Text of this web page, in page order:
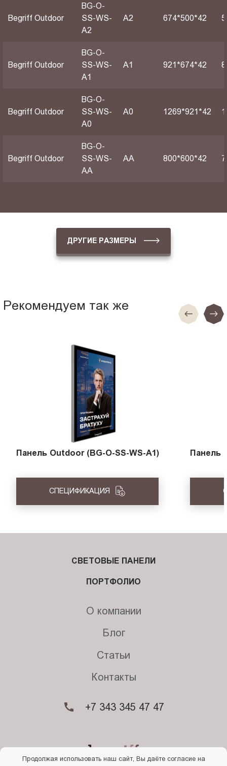
Begriff Outdoor
BG-O-
SS-WS-
A2
A2 674*500*42
Begriff Outdoor
BG-O-
SS-WS-
A1
A1 921*674*42
Begriff Outdoor
BG-O-
SS-WS-
A0
А0 1269*921*42
Begriff Outdoor
BG-O-
SS-WS-
AA
АА 800*600*42
ДРУГИЕ РАЗМЕРЫ
Рекомендуем так же
Панель Outdoor (BG-O-SS-WS-A1)
СПЕЦИФИКАЦИЯ
Панель
СВЕТОВЫЕ ПАНЕЛИ
ПОРТФОЛИО
О компании
Блог
Статьи
Контакты
+7 343 345 47 47
Продолжая использовать наш сайт, Вы даёте согласие на